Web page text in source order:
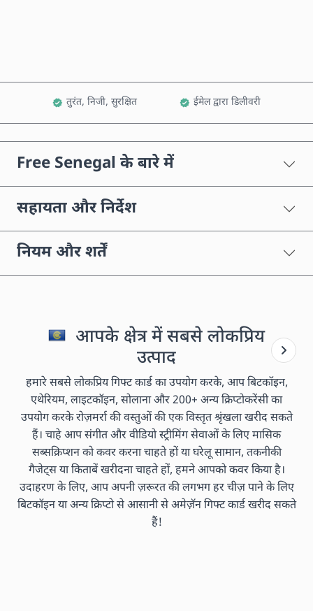
तुरंत, निजी, सुरक्षित ईमेल द्वारा डिलीवरी
Free Senegal के बारे में
सहायता और निर्देश
नियम और शर्तें
आपके क्षेत्र में सबसे लोकप्रिय
उत्पाद
हमारे सबसे लोकप्रिय गिफ्ट कार्ड का उपयोग करके, आप बिटकॉइन,
एथेरियम, लाइटकॉइन, सोलाना और 200+ अन्य क्रिप्टोकरेंसी का
उपयोग करके रोज़मर्रा की वस्तुओं की एक विस्तृत श्रृंखला खरीद सकते
हैं। चाहे आप संगीत और वीडियो स्ट्रीमिंग सेवाओं के लिए मासिक
सब्सक्रिप्शन को कवर करना चाहते हों या घरेलू सामान, तकनीकी
गैजेट्स या किताबें खरीदना चाहते हों, हमने आपको कवर किया है।
उदाहरण के लिए, आप अपनी ज़रूरत की लगभग हर चीज़ पाने के लिए
बिटकॉइन या अन्य क्रिप्टो से आसानी से अमेज़ॅन गिफ्ट कार्ड खरीद सकते
हैं!